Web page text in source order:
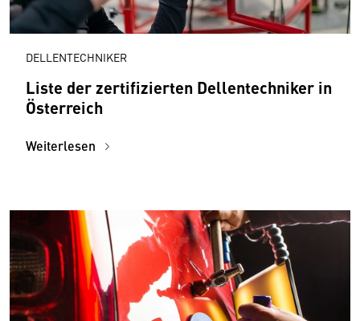
DELLENTECHNIKER
Liste der zertifizierten Dellentechniker in
Österreich
Weiterlesen